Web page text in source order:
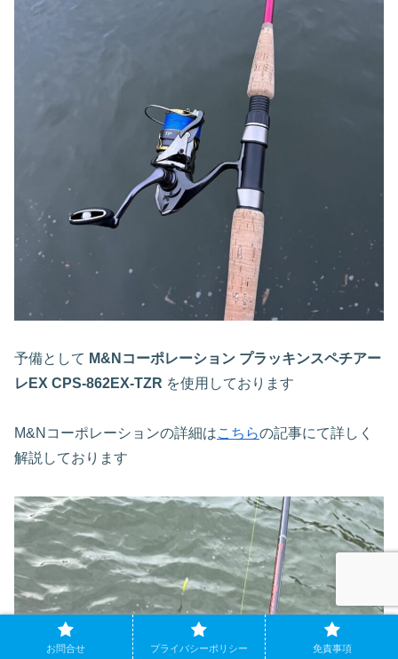
予備として M&Nコーポレーション プラッキンスペチアー
レEX CPS-862EX-TZR を使用しております
M&Nコーポレーションの詳細はこちらの記事にて詳しく
解説しております
お問合せ プライバシーポリシー 免責事項